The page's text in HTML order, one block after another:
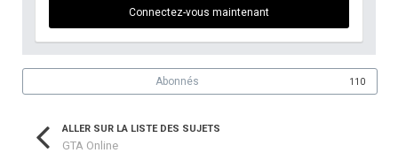
Connectez-vous maintenant
Abonnés 110
ALLER SUR LA LISTE DES SUJETS
GTA Online